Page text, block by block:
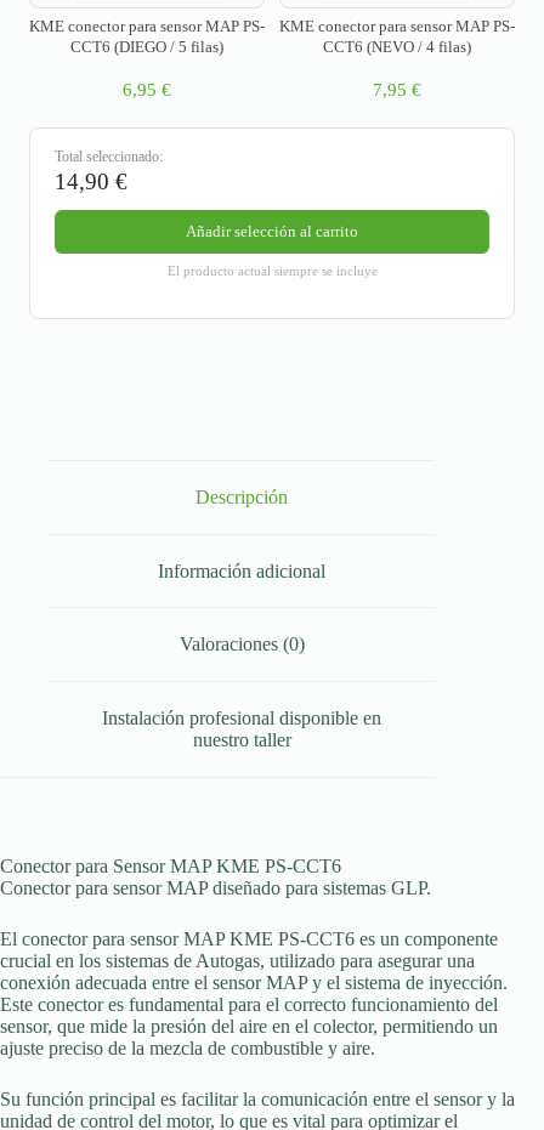
KME conector para sensor MAP PS-
CCT6 (DIEGO / 5 filas)
6,95 €
KME conector para sensor MAP PS-
CCT6 (NEVO / 4 filas)
7,95 €
Total seleccionado:
14,90 €
Añadir selección al carrito
El producto actual siempre se incluye
Descripción
Información adicional
Valoraciones (0)
Instalación profesional disponible en
nuestro taller
Conector para Sensor MAP KME PS-CCT6
Conector para sensor MAP diseñado para sistemas GLP.
El conector para sensor MAP KME PS-CCT6 es un componente
crucial en los sistemas de Autogas, utilizado para asegurar una
conexión adecuada entre el sensor MAP y el sistema de inyección.
Este conector es fundamental para el correcto funcionamiento del
sensor, que mide la presión del aire en el colector, permitiendo un
ajuste preciso de la mezcla de combustible y aire.
Su función principal es facilitar la comunicación entre el sensor y la
unidad de control del motor, lo que es vital para optimizar el